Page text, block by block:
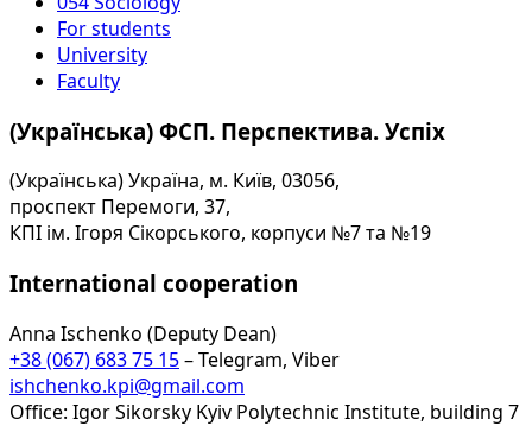
For students
University
Faculty
(Українська) ФСП. Перспектива. Успіх
(Українська) Україна, м. Київ, 03056,
проспект Перемоги, 37,
КПІ ім. Ігоря Сікорського, корпуси №7 та №19
International cooperation
Anna Ischenko (Deputy Dean)
+38 (067) 683 75 15– Telegram, Viber
ishchenko.kpi@gmail.com
Office: Igor Sikorsky Kyiv Polytechnic Institute, building 7